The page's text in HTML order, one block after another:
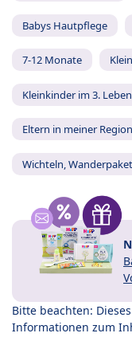
Babys Hautpflege
7-12 Monate
Kleinkinder im 3.
Eltern in meiner Region
Wichteln,
Bitte beachten:
Informationen zum